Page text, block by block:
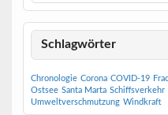
Schlagwörter
Chronologie Corona COVID-19
Ostsee Santa Marta Schiffsverkehr
Umweltverschmutzung Windkraft